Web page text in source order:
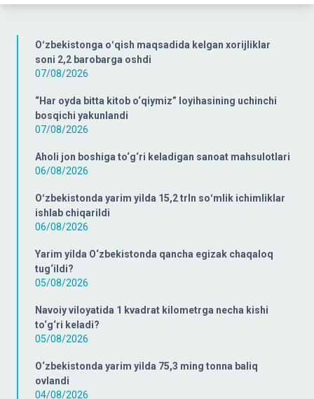
Oʻzbekistonga oʻqish maqsadida kelgan xorijliklar
soni 2,2 barobarga oshdi
07/08/2026
“Har oyda bitta kitob o‘qiymiz” loyihasining uchinchi
bosqichi yakunlandi
07/08/2026
Aholi jon boshiga to‘g‘ri keladigan sanoat mahsulotlari
06/08/2026
Oʻzbekistonda yarim yilda 15,2 trln soʻmlik ichimliklar
ishlab chiqarildi
06/08/2026
Yarim yilda O‘zbekistonda qancha egizak chaqaloq
tug‘ildi?
05/08/2026
Navoiy viloyatida 1 kvadrat kilometrga necha kishi
to‘g‘ri keladi?
05/08/2026
O‘zbekistonda yarim yilda 75,3 ming tonna baliq
ovlandi
04/08/2026